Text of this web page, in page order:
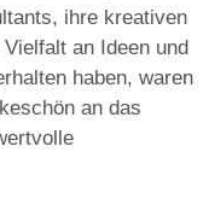
ihre kreativen
an Ideen und
haben, waren
an das